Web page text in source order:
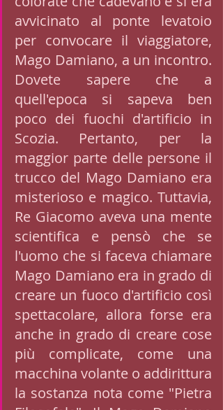
avvicinato al ponte levatoio
per convocare il viaggiatore,
Mago Damiano, a un incontro.
Dovete sapere che a
quell'epoca si sapeva ben
poco dei fuochi d'artificio in
Scozia. Pertanto, per la
maggior parte delle persone il
trucco del Mago Damiano era
misterioso e magico. Tuttavia,
Re Giacomo aveva una mente
scientifica e pensò che se
l'uomo che si faceva chiamare
Mago Damiano era in grado di
creare un fuoco d'artificio così
spettacolare, allora forse era
anche in grado di creare cose
più complicate, come una
macchina volante o addirittura
la sostanza nota come "Pietra